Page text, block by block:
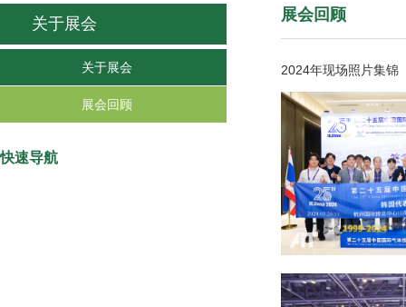
关于展会
关于展会
展会回顾
快速导航
展会回顾
2024年现场照片集锦